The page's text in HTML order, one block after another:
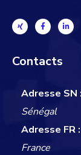
Contacts
Adresse SN :
Sénégal
Adresse FR :
France